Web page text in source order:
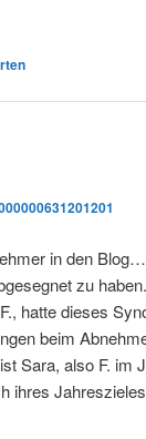
in den
zu
hatte dieses
beim
Sara, also F. im
ihres